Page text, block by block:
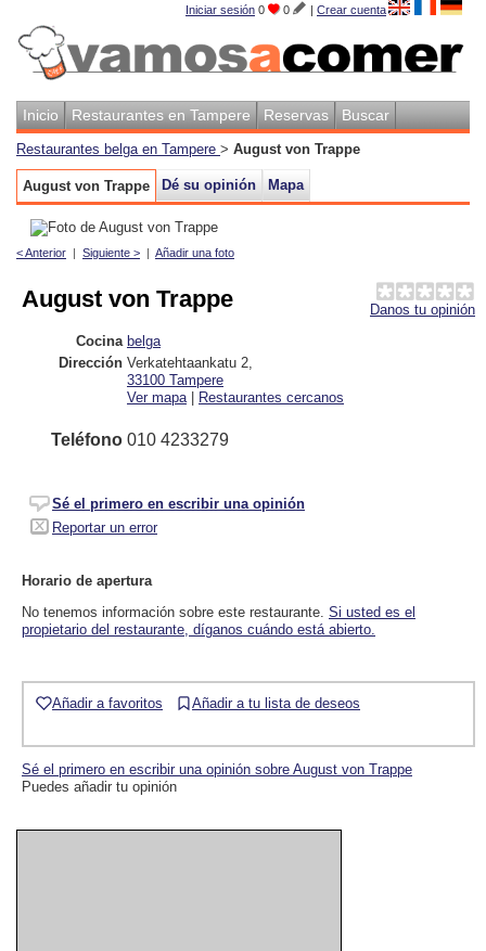
Iniciar sesión 0 0 | Crear cuenta
Inicio Restaurantes en Tampere Reservas Buscar
Restaurantes belga en Tampere > August von Trappe
August von Trappe Dé su opinión Mapa
< Anterior | Siguiente > | Añadir una foto
Danos tu opinión
August von Trappe
Cocina belga
Dirección Verkatehtaankatu 2
33100 Tampere
Ver mapa | Restaurantes cercanos
Teléfono 010 4233279
Sé el primero en escribir una opinión
Reportar un error
Horario de apertura
No tenemos información sobre este restaurante. Si usted es el
propietario del restaurante, díganos cuándo está abierto.
Añadir a favoritos Añadir a tu lista de deseos
Sé el primero en escribir una opinión sobre August von Trappe
Puedes añadir tu opinión